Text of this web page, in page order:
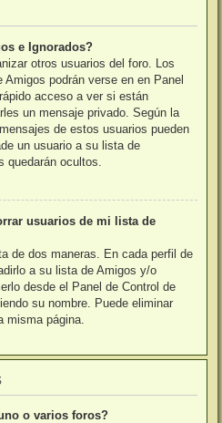
e Ignorados?
otros usuarios del foro. Los
podrán verse en en Panel
acceso a ver si están
un mensaje privado. Según la
de estos usuarios pueden
un usuario a su lista de
quedarán ocultos.
usuarios de mi lista de
de dos maneras. En cada perfil de
a su lista de Amigos y/o
desde el Panel de Control de
su nombre. Puede eliminar
misma página.
o varios foros?